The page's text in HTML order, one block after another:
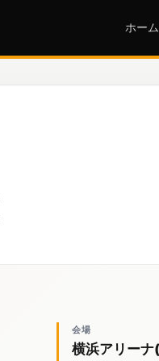
ホーム
会場
横浜アリー